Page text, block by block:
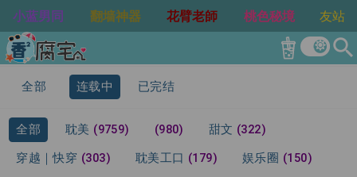
小蓝男同 翻墙神器 花臂老師 桃色秘境 友站
search
全部 连载中 已完结
全部 耽美 (9759) (980) 甜文 (322)
穿越｜快穿 (303) 耽美工口 (179) 娱乐圈 (150)